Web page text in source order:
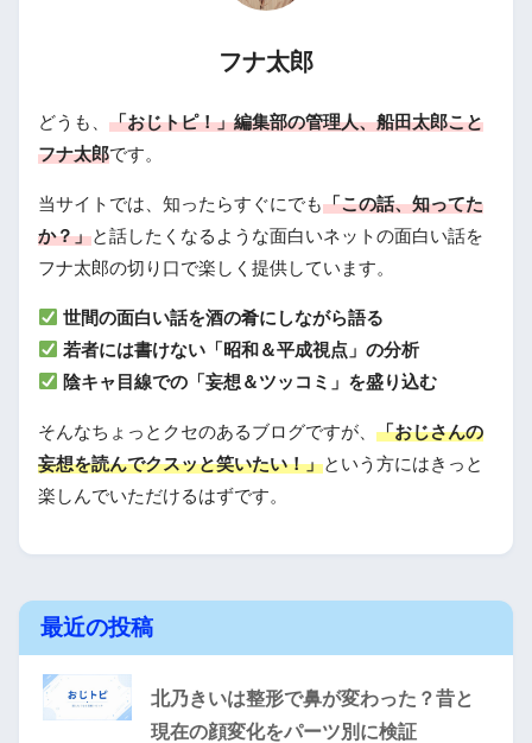
フナ太郎
どうも、 「おじトピ！」編集部の管理人、船田太郎こと
フナ太郎です。
当サイトでは、知ったらすぐにでも「この話、知ってた
か？」と話したくなるような面白いネットの面白い話を
フナ太郎の切り口で楽しく提供しています。
世間の面白い話を酒の肴にしながら語る
若者には書けない「昭和＆平成視点」の分析
陰キャ目線での「妄想＆ツッコミ」を盛り込む
そんなちょっとクセのあるブログですが、 「おじさんの
妄想を読んでクスッと笑いたい！」という方にはきっと
楽しんでいただけるはずです。
最近の投稿
北乃きいは整形で鼻が変わった？昔と
現在の顔変化をパーツ別に検証